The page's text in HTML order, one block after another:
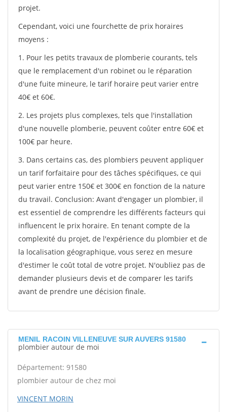
projet.
Cependant, voici une fourchette de prix horaires
moyens :
1. Pour les petits travaux de plomberie courants, tels
que le remplacement d'un robinet ou le réparation
d'une fuite mineure, le tarif horaire peut varier entre
40€ et 60€.
2. Les projets plus complexes, tels que l'installation
d'une nouvelle plomberie, peuvent coûter entre 60€ et
100€ par heure.
3. Dans certains cas, des plombiers peuvent appliquer
un tarif forfaitaire pour des tâches spécifiques, ce qui
peut varier entre 150€ et 300€ en fonction de la nature
du travail. Conclusion: Avant d'engager un plombier, il
est essentiel de comprendre les différents facteurs qui
influencent le prix horaire. En tenant compte de la
complexité du projet, de l'expérience du plombier et de
la localisation géographique, vous serez en mesure
d'estimer le coût total de votre projet. N'oubliez pas de
demander plusieurs devis et de comparer les tarifs
avant de prendre une décision finale.
MENIL RACOIN VILLENEUVE SUR AUVERS 91580
plombier autour de moi
Département: 91580
plombier autour de chez moi
VINCENT MORIN